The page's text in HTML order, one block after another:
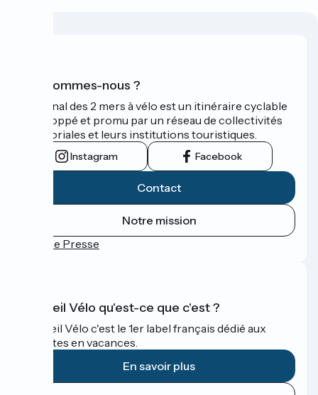
Qui sommes-nous ?
Le Canal des 2 mers à vélo est un itinéraire cyclable
développé et promu par un réseau de collectivités
territoriales et leurs institutions touristiques.
Instagram Facebook
Contact
Notre mission
Espace Presse
Accueil Vélo qu'est-ce que c'est ?
Accueil Vélo c'est le 1er label français dédié aux
cyclistes en vacances.
En savoir plus